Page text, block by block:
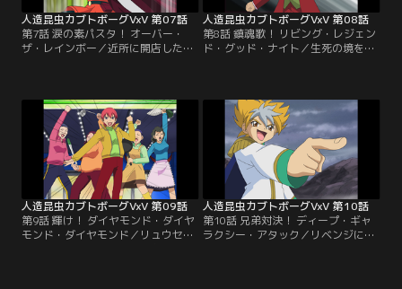
人造昆虫カブトボーグVxV 第07話
第7話 涙の素パスタ！ オーバー・
ザ・レインボー／近所に開店した大
「お寿司食べ放題」に俄然やる気
満々。さらに挑発に現れた謎の天才
美少女ボーガー「ベネチアン」に闘
志を燃やす。しかし対戦相手のベネ
チアンの正体を知ってしまったリュ
ウセイは試合での精彩を欠く。【提
供：バンダイチャンネル】
人造昆虫カブトボーグVxV 第08話
第8話 鎮魂歌！ リビング・レジェン
ド・グッド・ナイト／生死の境をさ
治につれられロイドの店にやってく
る。たまたま手にしたカブトボーグ
でリュウセイにあっさりと負けてし
まうがどうにも収まらない。翌日改
めて勝治を参謀にリュウセイに勝負
を挑む事になった。【提供：バンダ
イチャンネル】
人造昆虫カブトボーグVxV 第09話
第9話 輝け！ ダイヤモンド・ダイヤ
モンド・ダイヤモンド／リュウセイ
人造昆虫カブトボーグVxV 第10話
第10話 兄弟対決！ ディープ・ギャ
ラクシー・アタック／リベンジに燃